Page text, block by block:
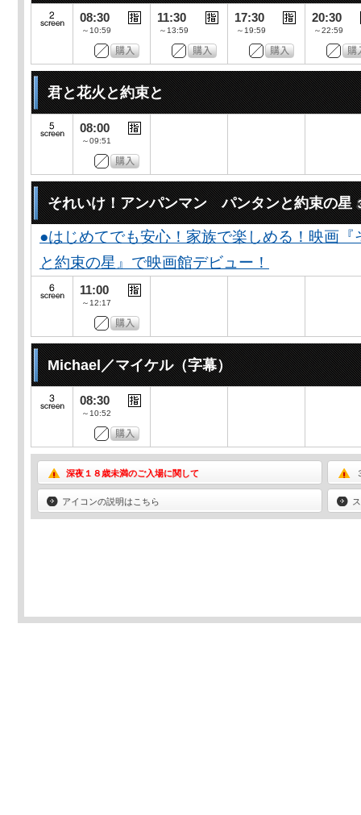
08:30
～10:59
11:30
～13:59
17:30
～19:59
20:30
～22:59
君と花火と約束と
08:00
～09:51
それいけ！アンパンマン パンタンと約束の星
●はじめてでも安心！家族で楽しめる！映画
と約束の星』で映画館デビュー！
11:00
～12:17
Michael／マイケル（字幕）
08:30
～10:52
深夜１８歳未満のご入場に関して
アイコンの説明はこちら